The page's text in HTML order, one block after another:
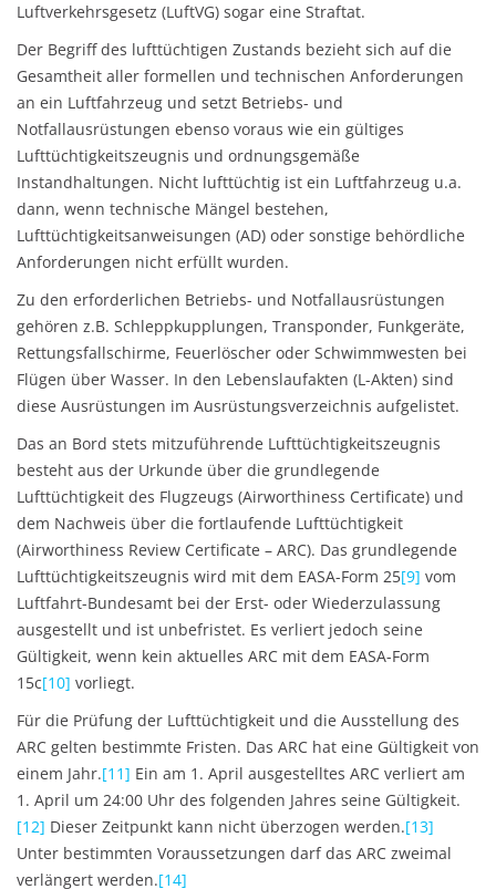
Luftverkehrsgesetz (LuftVG) sogar eine Straftat.
Der Begriff des lufttüchtigen Zustands bezieht sich auf die
Gesamtheit aller formellen und technischen Anforderungen
an ein Luftfahrzeug und setzt Betriebs- und
Notfallausrüstungen ebenso voraus wie ein gültiges
Lufttüchtigkeitszeugnis und ordnungsgemäße
Instandhaltungen. Nicht lufttüchtig ist ein Luftfahrzeug u.a.
dann, wenn technische Mängel bestehen,
Lufttüchtigkeitsanweisungen (AD) oder sonstige behördliche
Anforderungen nicht erfüllt wurden.
Zu den erforderlichen Betriebs- und Notfallausrüstungen
gehören z.B. Schleppkupplungen, Transponder, Funkgeräte,
Rettungsfallschirme, Feuerlöscher oder Schwimmwesten bei
Flügen über Wasser. In den Lebenslaufakten (L-Akten) sind
diese Ausrüstungen im Ausrüstungsverzeichnis aufgelistet.
Das an Bord stets mitzuführende Lufttüchtigkeitszeugnis
besteht aus der Urkunde über die grundlegende
Lufttüchtigkeit des Flugzeugs (Airworthiness Certificate) und
dem Nachweis über die fortlaufende Lufttüchtigkeit
(Airworthiness Review Certificate – ARC). Das grundlegende
Lufttüchtigkeitszeugnis wird mit dem EASA-Form 25[9] vom
Luftfahrt-Bundesamt bei der Erst- oder Wiederzulassung
ausgestellt und ist unbefristet. Es verliert jedoch seine
Gültigkeit, wenn kein aktuelles ARC mit dem EASA-Form
15c[10] vorliegt.
Für die Prüfung der Lufttüchtigkeit und die Ausstellung des
ARC gelten bestimmte Fristen. Das ARC hat eine Gültigkeit von
einem Jahr.[11] Ein am 1. April ausgestelltes ARC verliert am
1. April um 24:00 Uhr des folgenden Jahres seine Gültigkeit.
[12] Dieser Zeitpunkt kann nicht überzogen werden.[13]
Unter bestimmten Voraussetzungen darf das ARC zweimal
verlängert werden.[14]